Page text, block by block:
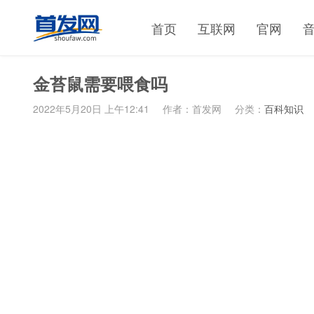
首页 互联网 官网
金苔鼠需要喂食吗
2022年5月20日 上午12:41 作者：首发网 分类： 百科知识